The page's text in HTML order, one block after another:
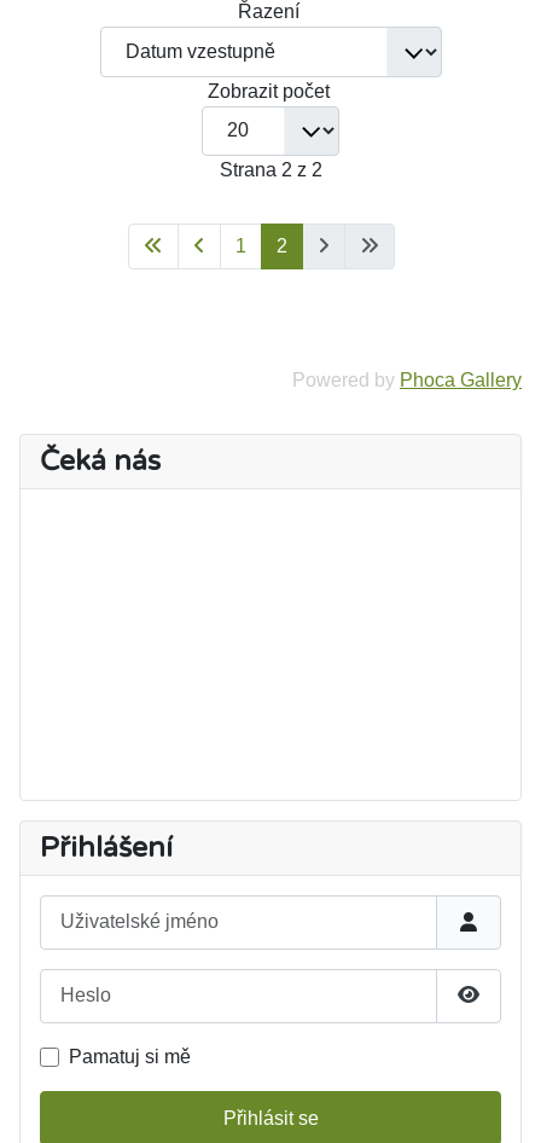
Řazení
Zobrazit počet
Strana 2 z 2
1 2
Powered by Phoca Gallery
Čeká nás
Přihlášení
Uživatelské jméno
Pamatuj si mě
Přihlásit se